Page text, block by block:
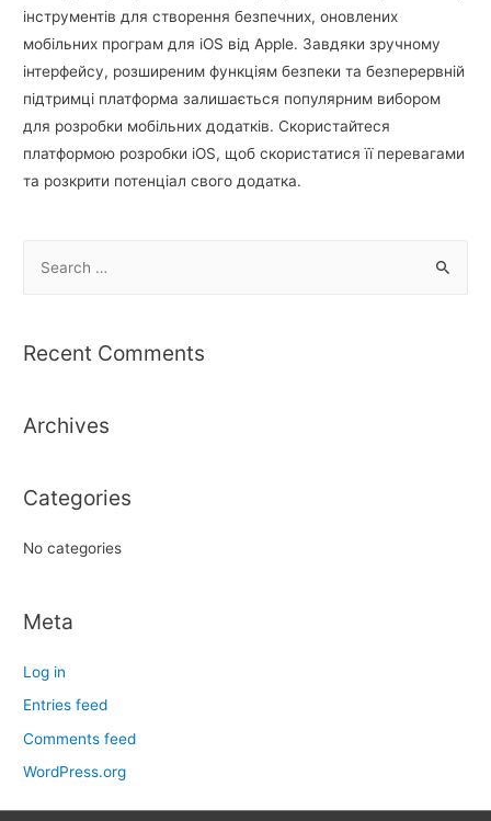
інструментів для створення безпечних, оновлених
мобільних програм для iOS від Apple. Завдяки зручному
інтерфейсу, розширеним функціям безпеки та безперервній
підтримці платформа залишається популярним вибором
для розробки мобільних додатків. Скористайтеся
платформою розробки iOS, щоб скористатися її перевагами
та розкрити потенціал свого додатка.
r
f
r
Recent Comments
Archives
Categories
No categories
Meta
Log in
Entries feed
Comments feed
WordPress.org